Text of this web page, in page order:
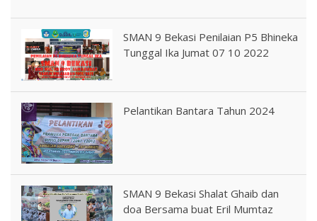
SMAN 9 Bekasi Penilaian P5 Bhineka
Tunggal Ika Jumat 07 10 2022
Pelantikan Bantara Tahun 2024
SMAN 9 Bekasi Shalat Ghaib dan
doa Bersama buat Eril Mumtaz